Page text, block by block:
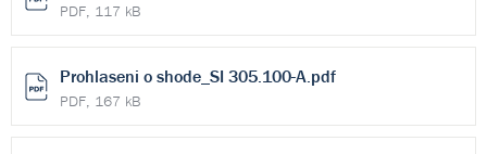
PDF, 117 kB
Prohlaseni o shode_SI 305.100-A.pdf
PDF, 167 kB